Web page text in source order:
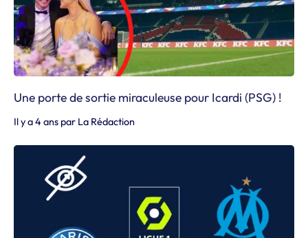
Une porte de sortie miraculeuse pour Icardi (PSG) !
Il y a 4 ans par La Rédaction